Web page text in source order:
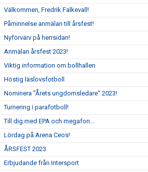
Välkommen, Fredrik Falkevall!
Påminnelse anmälan till årsfest!
Nyförvärv på herrsidan!
Anmälan årsfest 2023!
Viktig information om bollhallen
Höstig läslovsfotboll
Nominera "Årets ungdomsledare" 2023!
Turnering i parafotboll!
Till dig med EPA och megafon...
Lördag på Arena Ceos!
ÅRSFEST 2023
Erbjudande från Intersport